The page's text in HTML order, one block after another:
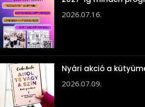
2026.07.16.
Nyári akció a
2026.07.09.